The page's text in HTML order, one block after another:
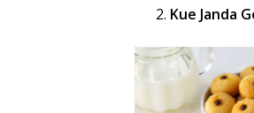
Kue Janda